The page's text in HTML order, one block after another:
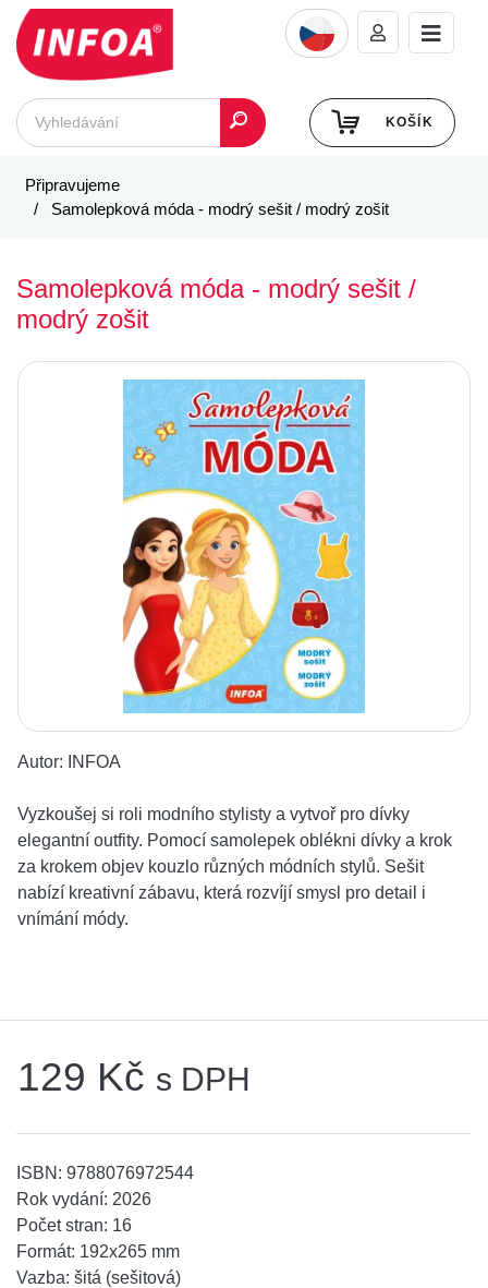
KOŠÍK
Připravujeme
Samolepková móda - modrý sešit / modrý zošit
Samolepková móda - modrý sešit /
modrý zošit
Autor: INFOA
Vyzkoušej si roli modního stylisty a vytvoř pro dívky
elegantní outfity. Pomocí samolepek oblékni dívky a krok
za krokem objev kouzlo různých módních stylů. Sešit
nabízí kreativní zábavu, která rozvíjí smysl pro detail i
vnímání módy.
129 Kč s DPH
ISBN: 9788076972544
Rok vydání: 2026
Počet stran: 16
Formát: 192x265 mm
Vazba: šitá (sešitová)